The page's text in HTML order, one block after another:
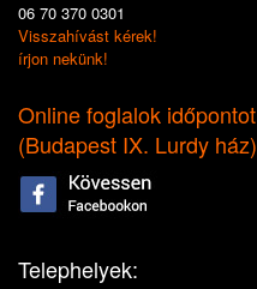
06 70 370 0301
Visszahívást kérek!
írjon nekünk!
Online foglalok időpontot
(Budapest IX. Lurdy ház)
Telephelyek: